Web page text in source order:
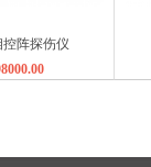
阵探伤仪